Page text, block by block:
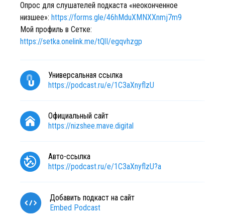
Опрос для слушателей подкаста «неоконченное
низшее»: https://forms.gle/46hMduXMNXXnmj7m9
Мой профиль в Сетке:
https://setka.onelink.me/tQlI/egqvhzgp
Универсальная ссылка
https://podcast.ru/e/1C3aXnyflzU
Официальный сайт
https://nizshee.mave.digital
Авто-ссылка
https://podcast.ru/e/1C3aXnyflzU?a
Добавить подкаст на сайт
Embed Podcast